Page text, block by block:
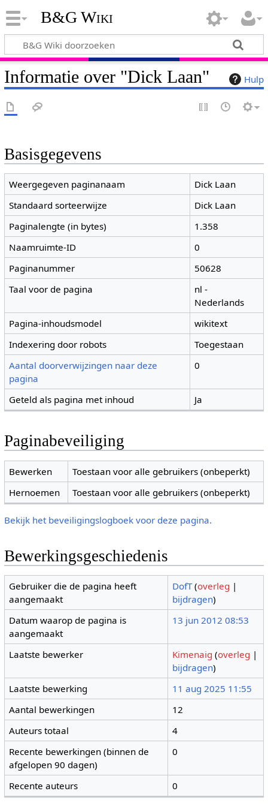
B&G Wiki
Hulp
Informatie over "Dick Laan"
Basisgegevens
Weergegeven paginanaam
Dick Laan
Standaard sorteerwijze
Dick Laan
Paginalengte (in bytes)
1.358
Naamruimte-ID
0
Paginanummer
50628
Taal voor de pagina
nl -
Nederlands
Pagina-inhoudsmodel
wikitext
Indexering door robots
Toegestaan
Aantal doorverwijzingen naar deze
pagina
0
Geteld als pagina met inhoud Ja
Paginabeveiliging
Bewerken
Toestaan voor alle gebruikers (onbeperkt)
Hernoemen
Toestaan voor alle gebruikers (onbeperkt)
Bekijk het beveiligingslogboek voor deze pagina.
Bewerkingsgeschiedenis
Gebruiker die de pagina heeft
aangemaakt
DofT (overleg |
bijdragen)
Datum waarop de pagina is
aangemaakt
13 jun 2012 08:53
Laatste bewerker Kimenaig (overleg |
bijdragen)
Laatste bewerking
11 aug 2025 11:55
Aantal bewerkingen
12
Auteurs totaal
4
Recente bewerkingen (binnen de
afgelopen 90 dagen)
0
Recente auteurs 0